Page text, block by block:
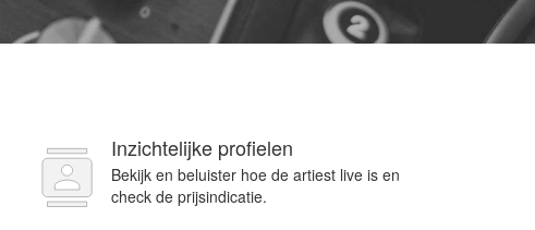
Inzichtelijke profielen
Bekijk en beluister hoe de artiest live is en
check de prijsindicatie.